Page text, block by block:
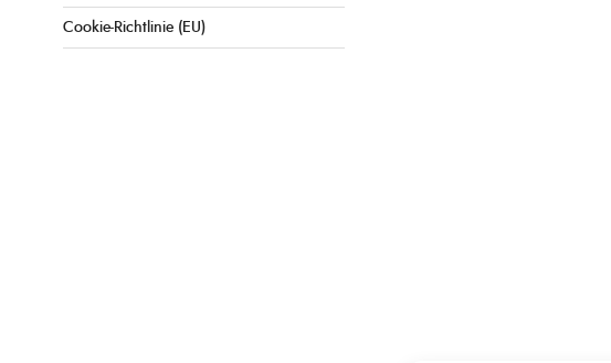
Cookie-Richtlinie (EU)